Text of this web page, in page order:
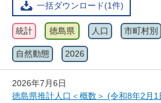
一括ダウンロード(1件)
統計 徳島県 人口 市町村別
自然動態 2026
2026年7月6日
徳島県推計人口＜概数＞ (令和8年2月1